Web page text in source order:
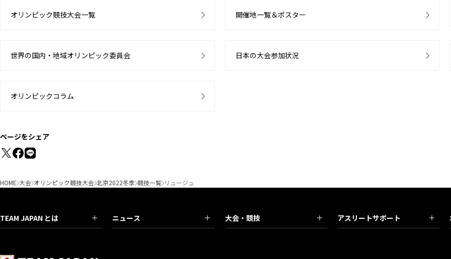
オリンピック競技大会一覧 開催地一覧＆ポスター
世界の国内・地域オリンピック委員会 日本の大会参加状況
オリンピックコラム
ページをシェア
HOME 大会 オリンピック競技大会 北京2022冬季 競技一覧 リュージュ
TEAM JAPAN とは ニュース 大会・競技 アスリートサポート